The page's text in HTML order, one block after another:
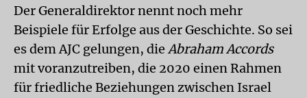
Der Generaldirektor nennt noch mehr
Beispiele für Erfolge aus der Geschichte. So sei
es dem AJC gelungen, die Abraham Accords
mit voranzutreiben, die 2020 einen Rahmen
für friedliche Beziehungen zwischen Israel